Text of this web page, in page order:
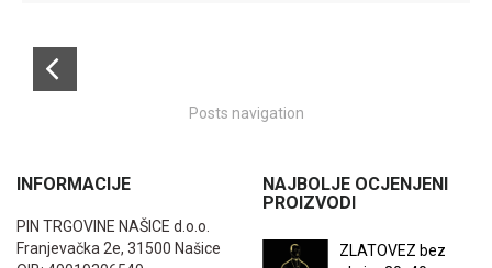
Posts navigation
INFORMACIJE
PIN TRGOVINE NAŠICE d.o.o.
Franjevačka 2e, 31500 Našice
NAJBOLJE OCJENJENI
PROIZVODI
ZLATOVEZ bez